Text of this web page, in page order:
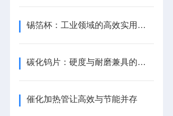
锡箔杯：工业领域的高效实用解决方案​
碳化钨片：硬度与耐磨兼具的工业硬材
催化加热管让高效与节能并存